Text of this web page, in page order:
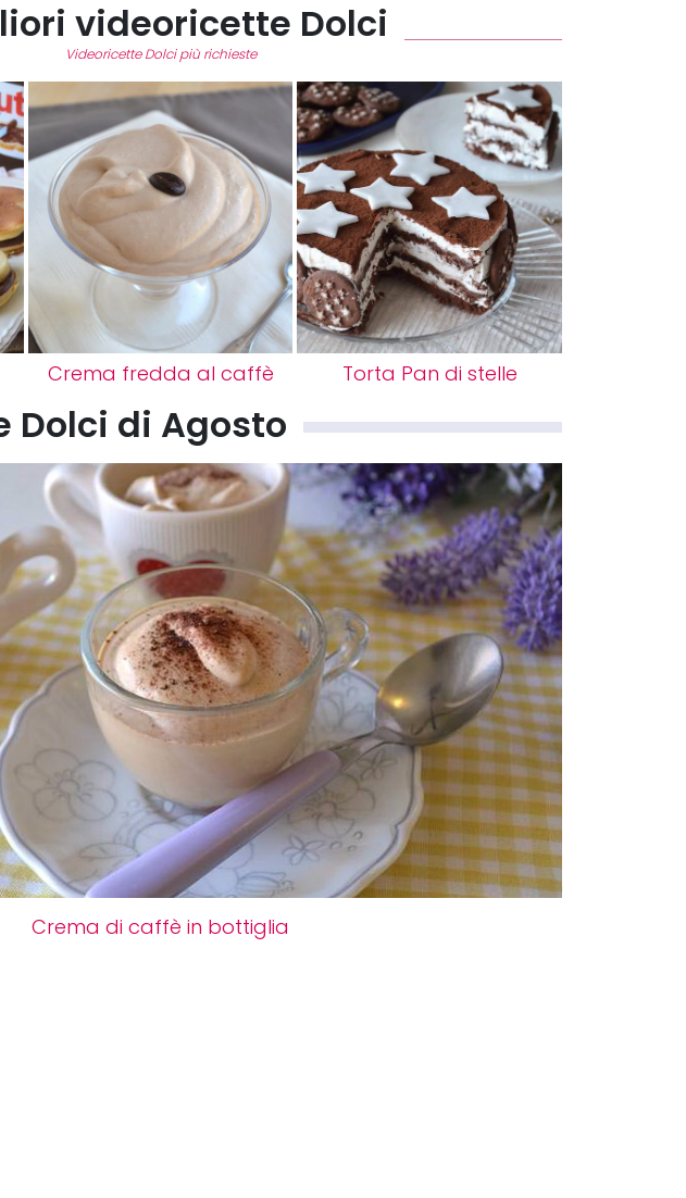
videoricette Dolci
Videoricette Dolci più richieste
Crema fredda al caffè Torta Pan di stelle
Dolci di Agosto
Crema di caffè in bottiglia